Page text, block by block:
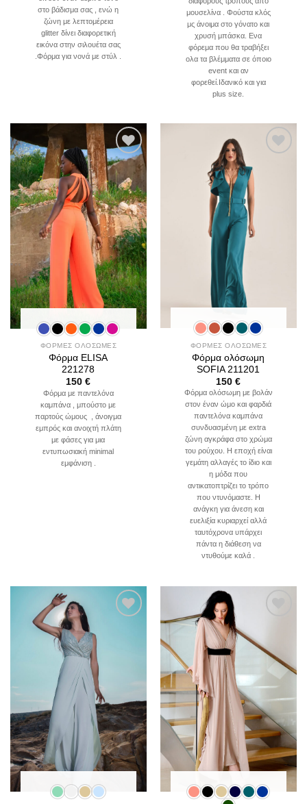
στο βάδισμα σας , ενώ η
ζώνη με λεπτομέρεια
glitter δίνει διαφορετική
εικόνα στην σιλουέτα σας
.Φόρμα για νονά με στύλ .
μουσελίνα . Φούστα κλός
μς άνοιμα στο γόνατο και
χρυσή μπάσκα. Ενα
φόρεμα που θα τραβήξει
ολα τα βλέμματα σε όποιο
event και αν
φορεθεί.Ιδανικό και για
plus size.
Add to
wishlist
ΦΟΡΜΕΣ ΟΛΟΣΩΜΕΣ
Φόρμα ELISA
221278
150€
Φόρμα με παντελόνα
καμπάνα , μπούστο με
παρτούς ώμους , άνοιγμα
εμπρός και ανοιχτή πλάτη
με φάσες για μια
εντυπωσιακή minimal
εμφάνιση .
ΦΟΡΜΕΣ ΟΛΟΣΩΜΕΣ
Φόρμα ολόσωμη
SOFIA 211201
150€
Φόρμα ολόσωμη με βολάν
στον έναν ώμο και φαρδιά
παντελόνα καμπάνα
συνδυασμένη με extra
ζώνη αγκράφα στο χρώμα
του ρούχου. Η εποχή είναι
γεμάτη αλλαγές το ίδιο και
η μόδα που
αντικατοπτρίζει το τρόπο
που ντυνόμαστε. Η
ανάγκη για άνεση και
ευελιξία κυριαρχεί αλλά
ταυτόχρονα υπάρχει
πάντα η διάθεση να
ντυθούμε καλά .
wishlist